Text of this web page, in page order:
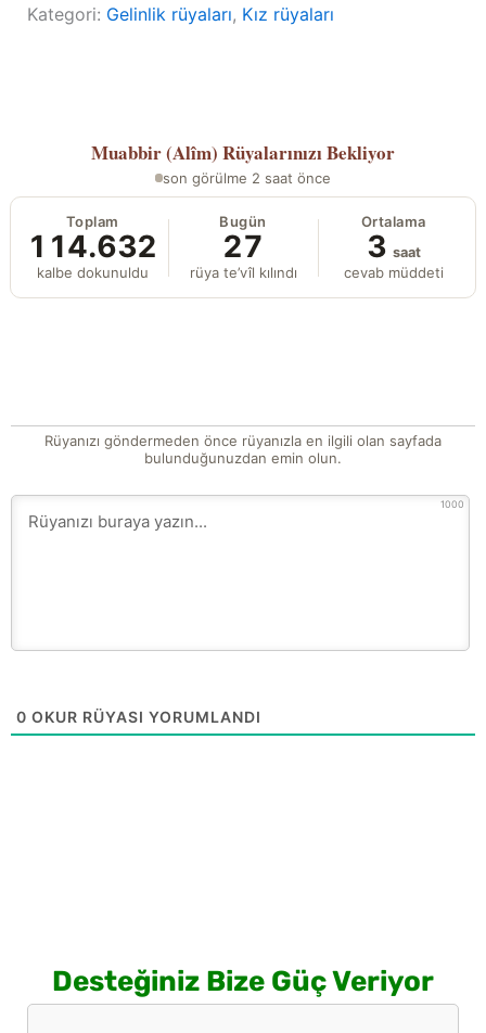
Kategori: Gelinlik rüyaları, Kız rüyaları
Muabbir (Alîm) Rüyalarınızı Bekliyor
son görülme 2 saat önce
Toplam
114.632
kalbe dokunuldu
Bugün
27
rüya te’vîl kılındı
Ortalama
3 saat
cevab müddeti
Rüyanızı göndermeden önce rüyanızla en ilgili olan sayfada
bulunduğunuzdan emin olun.
1000
0 OKUR RÜYASI YORUMLANDI
Desteğiniz Bize Güç Veriyor